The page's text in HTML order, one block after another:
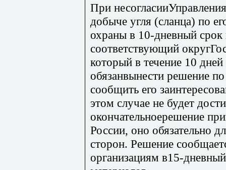
При
добыче угля (сланца) по
охраны в 10-дневный срок
соответствующий
который в течение 10
обязанвынести решение
сообщить его
этом случае не будет
окончательноерешение
России, оно обязательно
сторон. Решение
организациям в15-